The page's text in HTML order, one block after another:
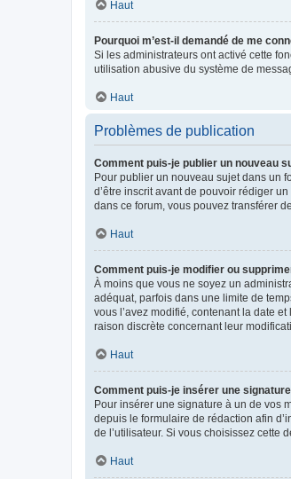
Haut
Pourquoi m’est-il demandé de me
Si les administrateurs ont activé cette
utilisation abusive du système de
Haut
Problèmes de publication
Comment puis-je publier un nouveau
Pour publier un nouveau sujet dans un
d’être inscrit avant de pouvoir rédiger
dans ce forum, vous pouvez transférer
Haut
Comment puis-je modifier ou
À moins que vous ne soyez un
adéquat, parfois dans une limite de
vous l’avez modifié, contenant la date
raison discrète concernant leur
Haut
Comment puis-je insérer une
Pour insérer une signature à un de vos
depuis le formulaire de rédaction afin
de l’utilisateur. Si vous choisissez cette
Haut